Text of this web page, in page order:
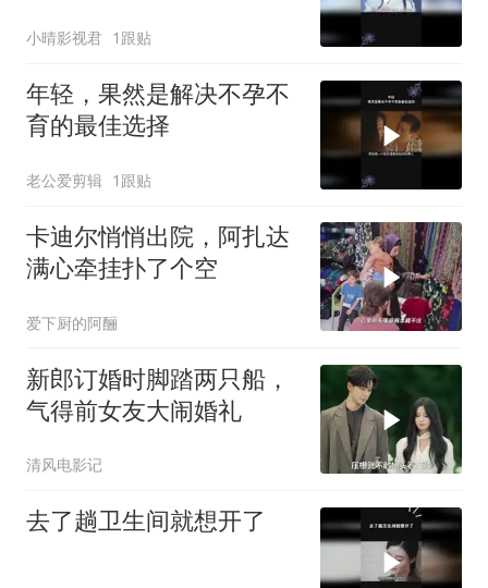
小晴影视君 1跟贴
年轻，果然是解决不孕不
育的最佳选择
老公爱剪辑 1跟贴
卡迪尔悄悄出院，阿扎达
满心牵挂扑了个空
爱下厨的阿酾
新郎订婚时脚踏两只船，
气得前女友大闹婚礼
清风电影记
去了趟卫生间就想开了